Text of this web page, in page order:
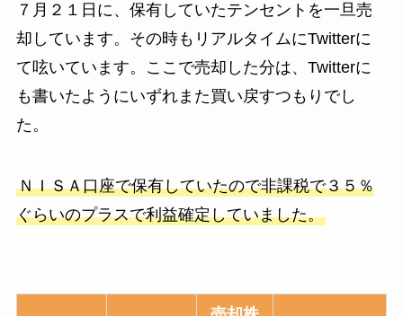
７月２１日に、保有していたテンセントを一旦売
却しています。その時もリアルタイムにTwitterに
て呟いています。ここで売却した分は、Twitterに
も書いたようにいずれまた買い戻すつもりでし
た。
ＮＩＳＡ口座で保有していたので非課税で３５％
ぐらいのプラスで利益確定していました。